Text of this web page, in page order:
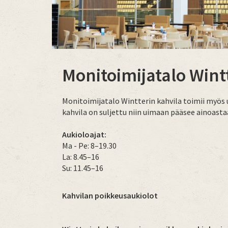
Monitoimijatalo
Monitoimijatalo Wintterin kahvila toimii myös
kahvila on suljettu niin uimaan pääsee
Aukioloajat:
Ma - Pe: 8–19.30
La: 8.45–16
Su: 11.45–16
Kahvilan poikkeusaukiolot